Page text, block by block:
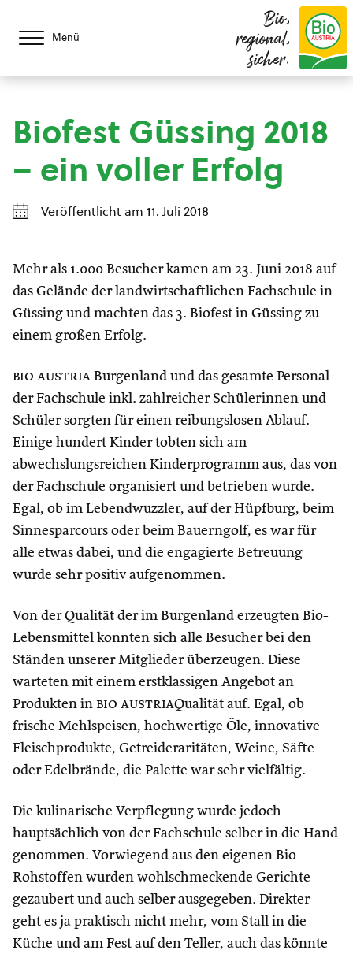
Menü
Bio,
regional,
sicher.
Biofest Güssing 2018
– ein voller Erfolg
Veröffentlicht am 11. Juli 2018
Mehr als 1.000 Besucher kamen am 23. Juni 2018 auf
das Gelände der landwirtschaftlichen Fachschule in
Güssing und machten das 3. Biofest in Güssing zu
einem großen Erfolg.
bio austria Burgenland und das gesamte Personal
der Fachschule inkl. zahlreicher Schülerinnen und
Schüler sorgten für einen reibungslosen Ablauf.
Einige hundert Kinder tobten sich am
abwechslungsreichen Kinderprogramm aus, das von
der Fachschule organisiert und betrieben wurde.
Egal, ob im Lebendwuzzler, auf der Hüpfburg, beim
Sinnesparcours oder beim Bauerngolf, es war für
alle etwas dabei, und die engagierte Betreuung
wurde sehr positiv aufgenommen.
Von der Qualität der im Burgenland erzeugten Bio-
Lebensmittel konnten sich alle Besucher bei den
Ständen unserer Mitglieder überzeugen. Diese
warteten mit einem erstklassigen Angebot an
Produkten in bio austriaQualität auf. Egal, ob
frische Mehlspeisen, hochwertige Öle, innovative
Fleischprodukte, Getreideraritäten, Weine, Säfte
oder Edelbrände, die Palette war sehr vielfältig.
Die kulinarische Verpflegung wurde jedoch
hauptsächlich von der Fachschule selber in die Hand
genommen. Vorwiegend aus den eigenen Bio-
Rohstoffen wurden wohlschmeckende Gerichte
gezaubert und auch selber ausgegeben. Direkter
geht es ja praktisch nicht mehr, vom Stall in die
Küche und am Fest auf den Teller, auch das könnte